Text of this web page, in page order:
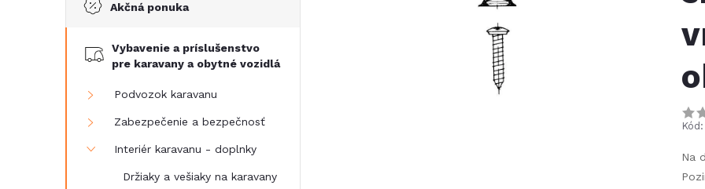
č
Akčná ponuka
Vybavenie a príslušenstvo
pre karavany a obytné vozidlá
Podvozok karavanu
Zabezpečenie a bezpečnosť
Interiér karavanu - doplnky
Držiaky a vešiaky na karavany
Kód:
Na